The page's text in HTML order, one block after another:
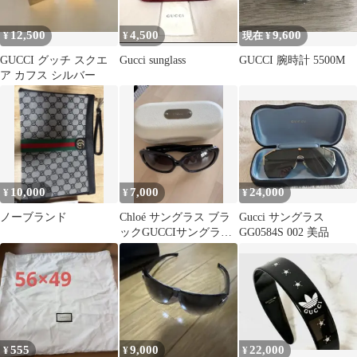
¥12,500
GUCCI グッチ スクエ
ア カフス シルバー
¥4,500
Gucci sunglass
現在 ¥9,600
GUCCI 腕時計 5500M
¥ 10,000
ノーブランド
¥ 7,000
Chloé サングラス ブラ
ックGUCCIサングラス
オリバーピープルズサ
ングラス
¥24,000
Gucci サングラス
GG0584S 002 美品
¥555 ¥9,000 ¥22,000